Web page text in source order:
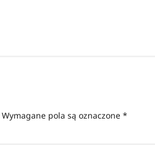
Wymagane pola są oznaczone *